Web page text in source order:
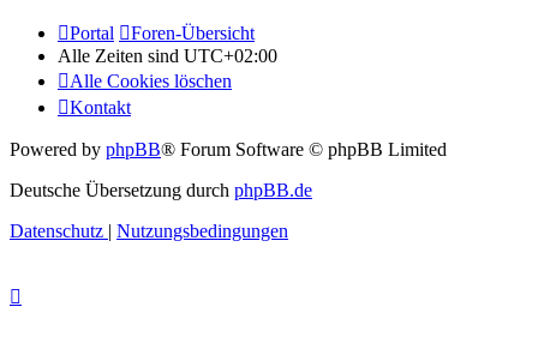
Portal
Foren-Übersicht
Alle Zeiten sind UTC+02:00
Alle Cookies löschen
Kontakt
Powered by phpBB® Forum Software © phpBB Limited
Deutsche Übersetzung durch phpBB.de
Datenschutz | Nutzungsbedingungen